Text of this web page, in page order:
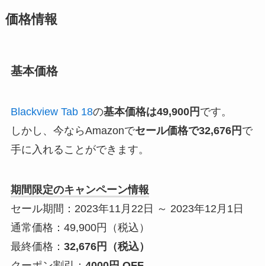
価格情報
基本価格
Blackview Tab 18の基本価格は49,900円 です。
しかし、今ならAmazonでセール価格で32,676円 で
手に入れることができます。
期間限定のキャンペーン情報
セール期間：2023年11月22日 ～ 2023年12月1日
通常価格：49,900円（税込）
最終価格： 32,676円（税込）